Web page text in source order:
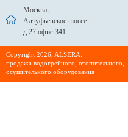
Москва,
Алтуфьевское шоссе
д.27 офис 341
Сopyright 2026, ALSERA:
продажа водогрейного, отопительного,
осушительного оборудования